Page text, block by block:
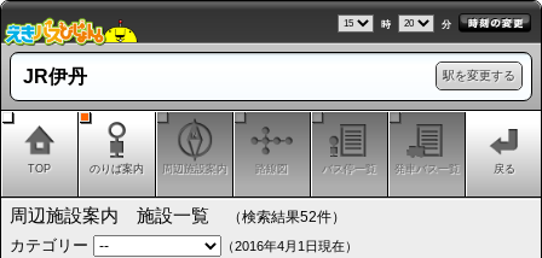
時 分
駅を変更する
JR伊丹
TOP のりば案内 周辺施設案内 路線図 バス停一覧 発車バス一覧 戻る
周辺施設案内 施設一覧 （検索結果52件）
カテゴリー （2016年4月1日現在）